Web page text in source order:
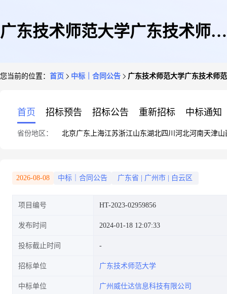
广东技术师范大学广东技术师范
您当前的位置： 首页 中标｜合同公告 广东技术师范大学广东技术师
首页 招标预告 招标公告 重新招标 中标通知
省份地区： 北京广东 上海江苏浙江山东湖北四川 河北河南天津山
2026-08-08 中标｜合同公告 广东省 广州市 白云区
项目编号 HT-2023-02959856
发布时间 2024-01-18 12:07:33
投标截止时间
招标单位 广东技术师范大学
中标单位 广州威仕达信息科技有限公司